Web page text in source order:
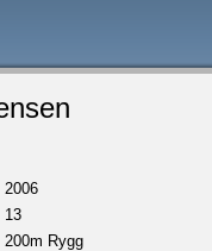
2006
13
200m Rygg